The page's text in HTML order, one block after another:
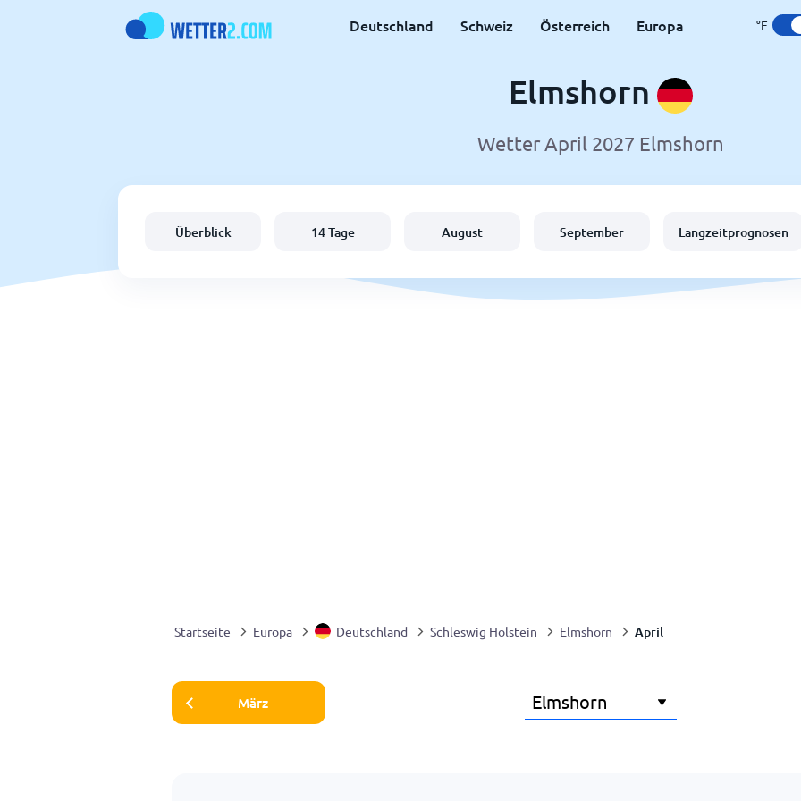
Deutschland Schweiz Österreich Europa °F
Elmshorn
Wetter April 2027 Elmshorn
Überblick 14 Tage August September Langzeitprognosen
Startseite Europa Deutschland Schleswig Holstein Elmshorn April
März